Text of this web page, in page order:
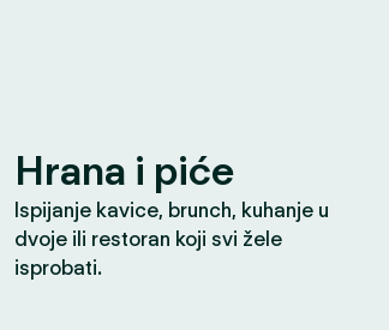
Hrana i piće
Ispijanje kavice, brunch, kuhanje u
dvoje ili restoran koji svi žele
isprobati.